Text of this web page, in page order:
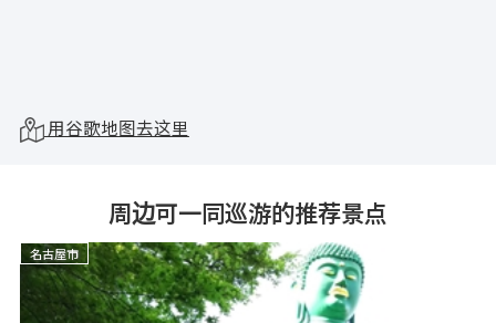
用谷歌地图去这里
周边可一同巡游的推荐景点
名古屋市